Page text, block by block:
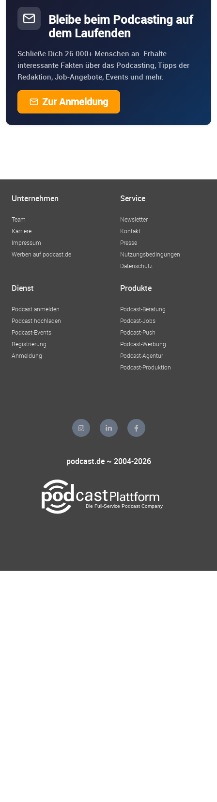
Bleibe beim Podcasting auf
dem Laufenden
Schließe Dich 26.000+ Menschen an. Erhalte
interessante Fakten über das Podcasting, Tipps der
Redaktion, Job-Angebote, Events und mehr.
Zur Anmeldung
Unternehmen
Team
Karriere
Impressum
Werben auf podcast.de
Service
Newsletter
Kontakt
Presse
Nutzungsbedingungen
Datenschutz
Dienst
Podcast anmelden
Podcast hochladen
Podcast-Events
Registrierung
Anmeldung
Produkte
Podcast-Beratung
Podcast-Jobs
Podcast-Push
Podcast-Werbung
Podcast-Agentur
Podcast-Produktion
podcast.de ~ 2004-2026